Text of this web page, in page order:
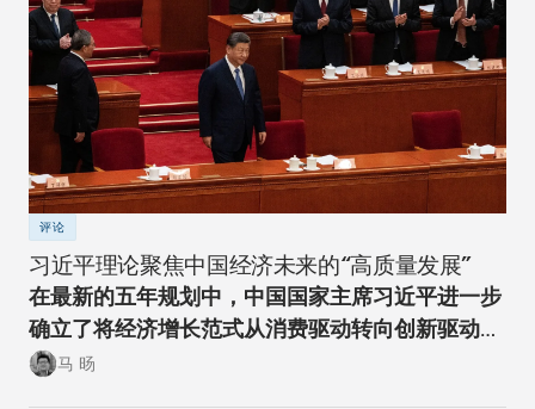
评论
习近平理论聚焦中国经济未来的“高质量发展”
在最新的五年规划中，中国国家主席习近平进一步
确立了将经济增长范式从消费驱动转向创新驱动的
经济转型方向。
马 旸